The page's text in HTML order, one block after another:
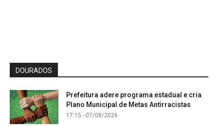
DOURADOS
Prefeitura adere programa estadual e cria
Plano Municipal de Metas Antirracistas
17:15 - 07/08/2026